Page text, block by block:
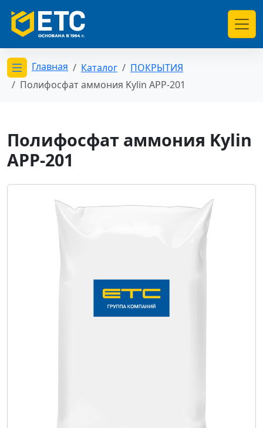
Открыть меню категорий
Главная Каталог
ПОКРЫТИЯ
Полифосфат аммония Kylin APP-201
Полифосфат аммония Kylin
APP-201